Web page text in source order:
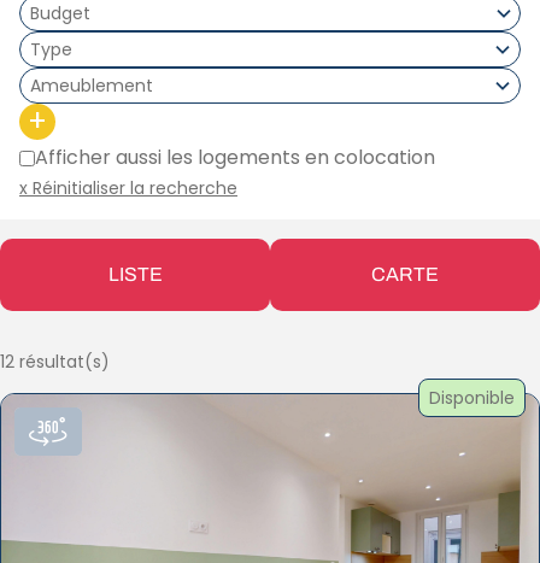
Type
Ameublement
+
Afficher aussi les logements en colocation
x Réinitialiser la recherche
LISTE CARTE
12 résultat(s)
Disponible